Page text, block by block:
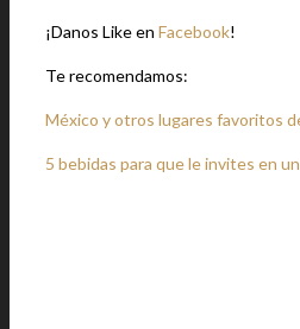
¡Danos Like en Facebook!
Te recomendamos:
México y otros lugares favoritos
5 bebidas para que le invites en